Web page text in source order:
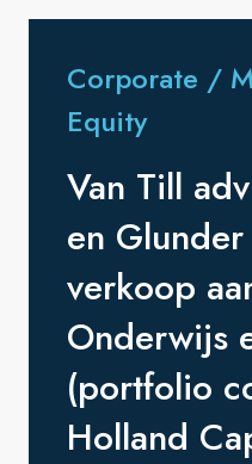
Corporate /
Equity
Van Till
en
verkoop
Onderwijs
(portfolio
Holland